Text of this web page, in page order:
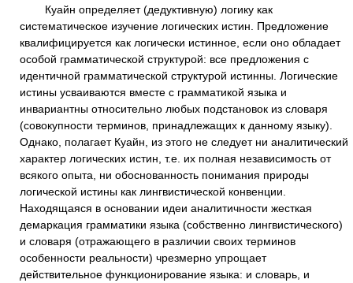
Куайн определяет (дедуктивную) логику как
систематическое изучение логических истин. Предложение
квалифицируется как логически истинное, если оно обладает
особой грамматической структурой: все предложения с
идентичной грамматической структурой истинны. Логические
истины усваиваются вместе с грамматикой языка и
инвариантны относительно любых подстановок из словаря
(совокупности терминов, принадлежащих к данному языку).
Однако, полагает Куайн, из этого не следует ни аналитический
характер логических истин, т.е. их полная независимость от
всякого опыта, ни обоснованность понимания природы
логической истины как лингвистической конвенции.
Находящаяся в основании идеи аналитичности жесткая
демаркация грамматики языка (собственно лингвистического)
и словаря (отражающего в различии своих терминов
особенности реальности) чрезмерно упрощает
действительное функционирование языка: и словарь, и